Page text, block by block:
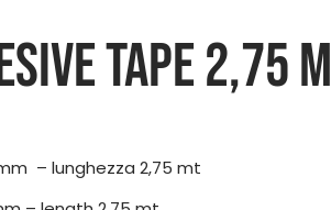
TAPE 2,75 M
– lunghezza 2,75 mt